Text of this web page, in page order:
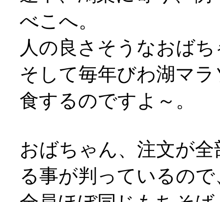
べこへ。
人の良さそうなおば
そして毎年びわ湖マ
食するのですよ～。
おばちゃん、注文が
る事が判っているので